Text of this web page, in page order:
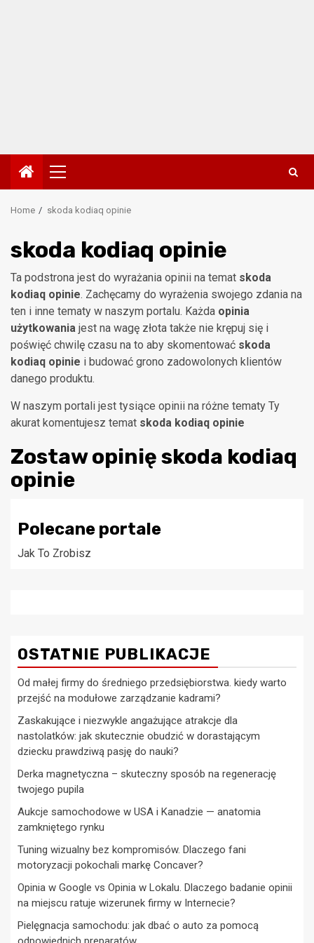
Primary
Menu
Home skoda kodiaq opinie
skoda kodiaq opinie
Ta podstrona jest do wyrażania opinii na temat skoda
kodiaq opinie. Zachęcamy do wyrażenia swojego zdania na
ten i inne tematy w naszym portalu. Każda opinia
użytkowania jest na wagę złota także nie krępuj się i
poświęć chwilę czasu na to aby skomentować skoda
kodiaq opinie i budować grono zadowolonych klientów
danego produktu.
W naszym portali jest tysiące opinii na różne tematy Ty
akurat komentujesz temat skoda kodiaq opinie
Zostaw opinięskoda kodiaq
opinie
Polecane portale
Jak To Zrobisz
OSTATNIE PUBLIKACJE
Od małej firmy do średniego przedsiębiorstwa. kiedy warto
przejść na modułowe zarządzanie kadrami?
Zaskakujące i niezwykle angażujące atrakcje dla
nastolatków: jak skutecznie obudzić w dorastającym
dziecku prawdziwą pasję do nauki?
Derka magnetyczna – skuteczny sposób na regenerację
twojego pupila
Aukcje samochodowe w USA i Kanadzie — anatomia
zamkniętego rynku
Tuning wizualny bez kompromisów. Dlaczego fani
motoryzacji pokochali markę Concaver?
Opinia w Google vs Opinia w Lokalu. Dlaczego badanie opinii
na miejscu ratuje wizerunek firmy w Internecie?
Pielęgnacja samochodu: jak dbać o auto za pomocą